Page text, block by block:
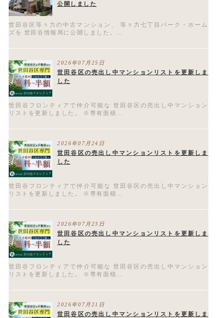
公開しました
世田谷区等々力の中古マンション、 等々力七丁目パーク・ホーム
ズを 世田谷情報局に公開しました。...
2026年07月25日
世田谷区の売出し中マンションリストを更新しま
した
世田谷フロンティアで仲介可能な 世田谷区の売出し中マンション
リストを更新しました。 ※専有面積...
2026年07月24日
世田谷区の売出し中マンションリストを更新しま
した
世田谷フロンティアで仲介可能な 世田谷区の売出し中マンション
リストを更新しました。 ※専有面積...
2026年07月23日
世田谷区の売出し中マンションリストを更新しま
した
世田谷フロンティアで仲介可能な 世田谷区の売出し中マンション
リストを更新しました。 ※専有面積...
2026年07月21日
世田谷区の売出し中マンションリストを更新しま